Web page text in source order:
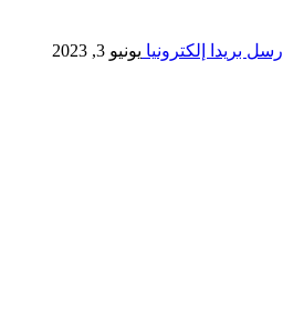
أرسل بريدا إلكترونيا يونيو 3, 2023